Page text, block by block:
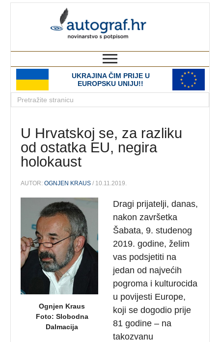
UKRAJINA ČIM PRIJE U
EUROPSKU UNIJU!!
U Hrvatskoj se, za razliku
od ostatka EU, negira
holokaust
AUTOR:OGNJEN KRAUS / 10.11.2019.
Ognjen Kraus
Foto: Slobodna
Dalmacija
Dragi prijatelji, danas,
nakon završetka
Šabata, 9. studenog
2019. godine, želim
vas podsjetiti na
jedan od najvećih
pogroma i kulturocida
u povijesti Europe,
koji se dogodio prije
81 godine – na
takozvanu